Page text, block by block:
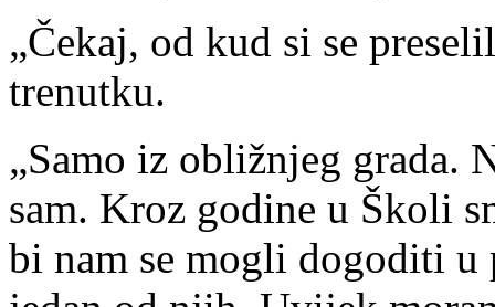
„Čekaj, od kud si se
trenutku.
„Samo iz obližnjeg grada.
sam. Kroz godine u Školi
bi nam se mogli dogoditi